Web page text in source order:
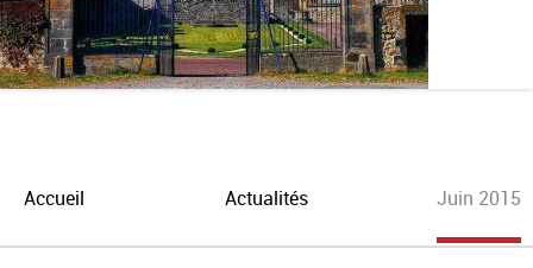
Actualités
Accueil Actualités Juin 2015